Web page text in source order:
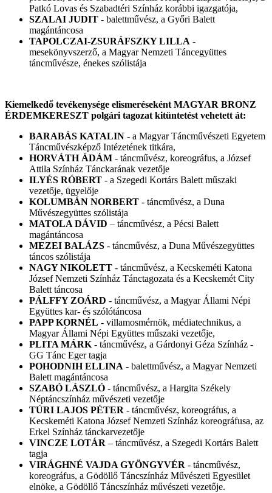
Patkó Lovas és Szabadtéri Színház korábbi igazgatója,
SZALAI JUDIT - balettművész, a Győri Balett
magántáncosa
TAPOLCZAI-ZSURÁFSZKY LILLA -
mesekönyvszerző, a Magyar Nemzeti Táncegyüttes
táncművésze, énekes szólistája
Kiemelkedő tevékenysége elismeréseként MAGYAR BRONZ
ÉRDEMKERESZT polgári tagozat kitüntetést vehetett át:
BARABÁS KATALIN - a Magyar Táncművészeti Egyetem
Táncművészképző Intézetének titkára,
HORVÁTH ÁDÁM - táncművész, koreográfus, a József
Attila Színház Tánckarának vezetője
ILYÉS RÓBERT - a Szegedi Kortárs Balett műszaki
vezetője, ügyelője
KOLUMBÁN NORBERT - táncművész, a Duna
Művészegyüttes szólistája
MATOLA DÁVID – táncművész, a Pécsi Balett
magántáncosa
MEZEI BALÁZS - táncművész, a Duna Művészegyüttes
táncos szólistája
NAGY NIKOLETT - táncművész, a Kecskeméti Katona
József Nemzeti Színház Tánctagozata és a Kecskemét City
Balett táncosa
PÁLFFY ZOÁRD - táncművész, a Magyar Állami Népi
Együttes kar- és szólótáncosa
PAPP KORNÉL - villamosmérnök, médiatechnikus, a
Magyar Állami Népi Együttes műszaki vezetője,
PLITA MÁRK- táncművész, a Gárdonyi Géza Színház -
GG Tánc Eger tagja
POHODNIH ELLINA - balettművész, a Magyar Nemzeti
Balett magántáncosa
SZABÓ LÁSZLÓ - táncművész, a Hargita Székely
Néptáncszínház művészeti vezetője
TÚRI LAJOS PÉTER - táncművész, koreográfus, a
Kecskeméti Katona József Nemzeti Színház koreográfusa, az
Erkel Színház tánckarvezetője
VINCZE LOTÁR – táncművész, a Szegedi Kortárs Balett
tagja
VIRÁGHNÉ VAJDA GYÖNGYVÉR - táncművész,
koreográfus, a Gödöllő Táncszínház Művészeti Egyesület
elnöke, a Gödöllő Táncszínház művészeti vezetője.